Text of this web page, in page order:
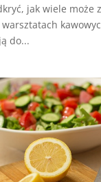
jak wiele może
do...